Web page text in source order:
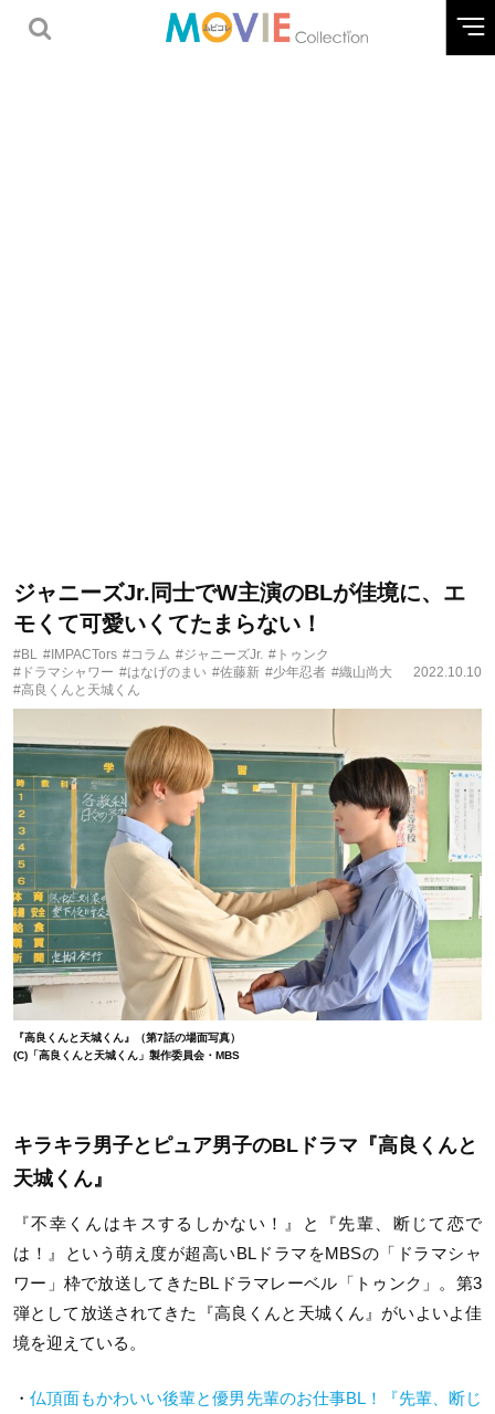
ジャニーズJr.同士でW主演のBLが佳境に、エ
モくて可愛いくてたまらない！
#BL #IMPACTors #コラム #ジャニーズJr. #トゥンク
#ドラマシャワー #はなげのまい #佐藤新 #少年忍者 #織山尚大
#高良くんと天城くん
2022.10.10
『高良くんと天城くん』（第7話の場面写真）
(C)「高良くんと天城くん」製作委員会・MBS
キラキラ男子とピュア男子のBLドラマ『高良くんと
天城くん』
『不幸くんはキスするしかない！』と『先輩、断じて恋で
は！』という萌え度が超高いBLドラマをMBSの「ドラマシャ
ワー」枠で放送してきたBLドラマレーベル「トゥンク」。第3
弾として放送されてきた『高良くんと天城くん』がいよいよ佳
境を迎えている。
・仏頂面もかわいい後輩と優男先輩のお仕事BL！『先輩、断じ